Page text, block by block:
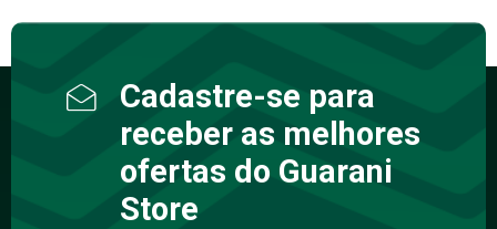
Cadastre-se para
receber as melhores
ofertas do Guarani
Store